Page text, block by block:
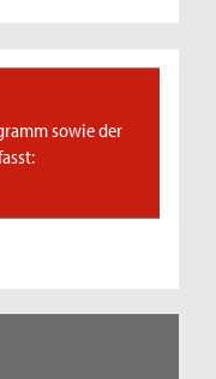
sowie der